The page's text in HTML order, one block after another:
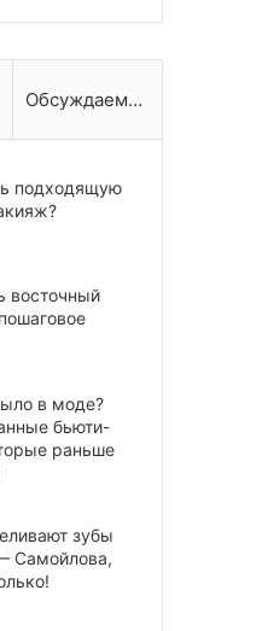
Обсуждаемые
подходящую
восточный
в моде?
бьюти-
раньше
зубы
Самойлова,